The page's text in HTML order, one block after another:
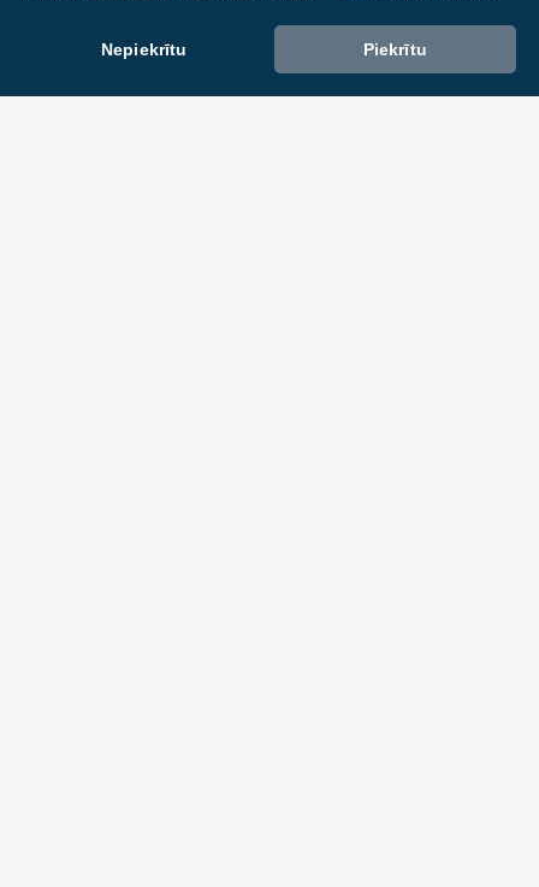
Nepiekrītu Piekrītu